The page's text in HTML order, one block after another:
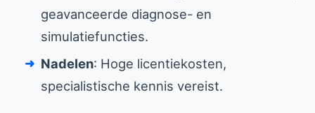
geavanceerde diagnose- en
simulatiefuncties.
Nadelen: Hoge licentiekosten,
specialistische kennis vereist.